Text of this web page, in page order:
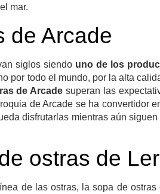
mar.
de Arcade
siglos siendo uno de los
por todo el mundo, por la alta
de Arcade superan las
de Arcade se ha convertidor
disfrutarlas mientras aún
ostras de
de las ostras, la sopa de